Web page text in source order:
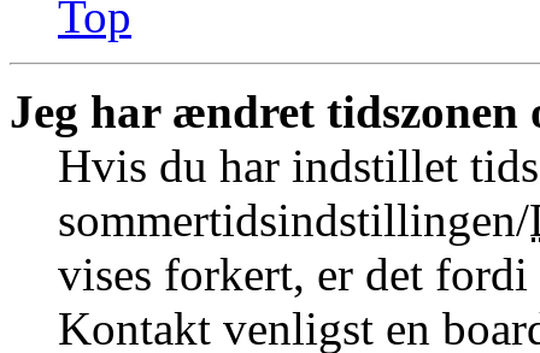
Top
Jeg har ændret
Hvis du har indstillet
sommertidsindstillingen/
vises forkert, er det
Kontakt venligst en